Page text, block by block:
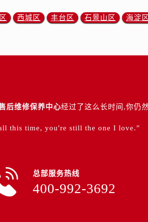
西城区 丰台区 石景山区 海淀区
后维修保养中心经过了这么长时间,你仍
this time, you're still the one I love.”
总部服务热线
400-992-3692